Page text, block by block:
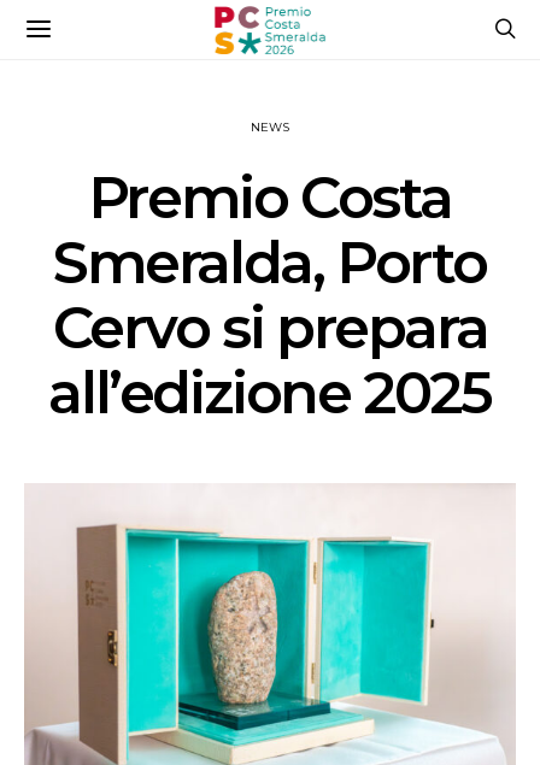
NEWS
Premio Costa
Smeralda, Porto
Cervo si prepara
all’edizione 2025